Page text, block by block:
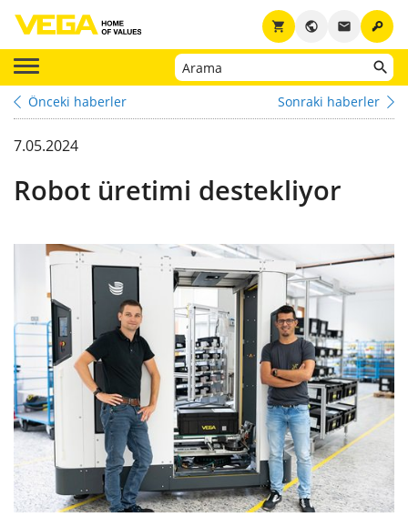
key
email
public
shopping_cart
Önceki haberler Sonraki haberler
7.05.2024
Robot üretimi destekliyor